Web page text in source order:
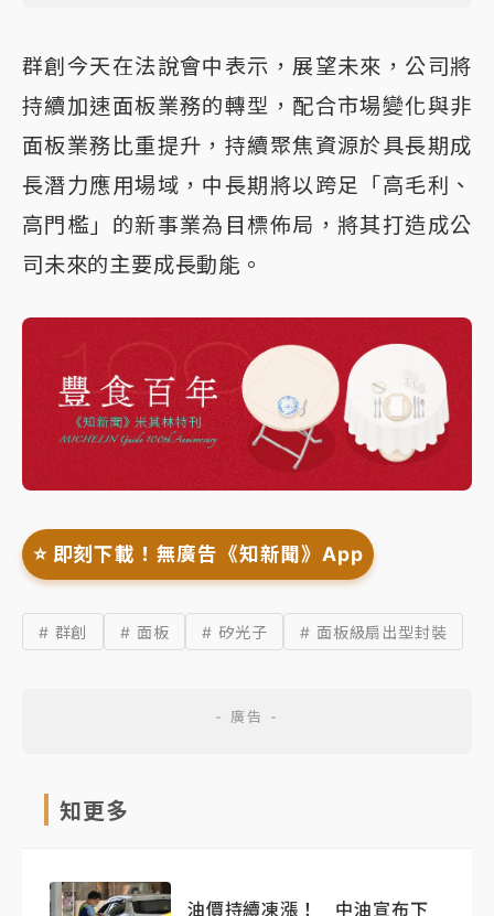
群創今天在法說會中表示，展望未來，公司將
持續加速面板業務的轉型，配合市場變化與非
面板業務比重提升，持續聚焦資源於具長期成
長潛力應用場域，中長期將以跨足「高毛利、
高門檻」的新事業為目標佈局，將其打造成公
司未來的主要成長動能。
⭐️ 即刻下載！無廣告《知新聞》App
# 群創 # 面板 # 矽光子 # 面板級扇出型封裝
知更多
油價持續凍漲！ 中油宣布下